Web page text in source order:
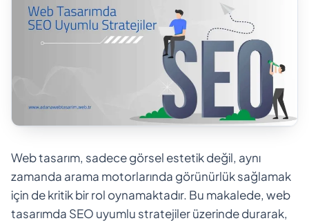
Web tasarım, sadece görsel estetik değil, aynı
zamanda arama motorlarında görünürlük sağlamak
için de kritik bir rol oynamaktadır. Bu makalede, web
tasarımda SEO uyumlu stratejiler üzerinde durarak,